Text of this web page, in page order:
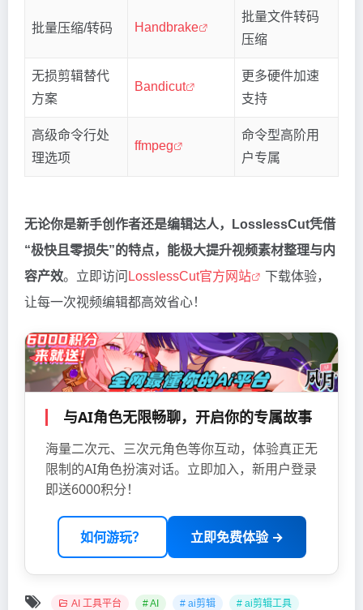
批量压缩/转码 Handbrake
批量文件转码
压缩
无损剪辑替代
方案
Bandicut
更多硬件加速
支持
高级命令行处
理选项
ffmpeg
命令型高阶用
户专属
无论你是新手创作者还是编辑达人，LosslessCut凭借
“极快且零损失”的特点，能极大提升视频素材整理与内
容产效。立即访问 LosslessCut官方网站
下载体验，
让每一次视频编辑都高效省心！
与AI角色无限畅聊，开启你的专属故事
海量二次元、三次元角色等你互动，体验真正无
限制的AI角色扮演对话。立即加入，新用户登录
即送6000积分！
如何游玩？ 立即免费体验 →
AI 工具平台 # AI # ai剪辑 # ai剪辑工具